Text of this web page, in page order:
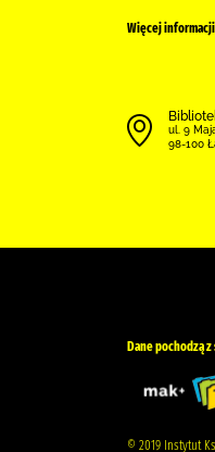
Więcej informacji
ul. 9
98-100
Dane pochodzą
© 2019 Instytut